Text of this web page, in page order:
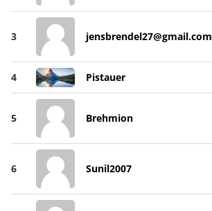
3 jensbrendel27@gmail.com
4 Pistauer
5 Brehmion
6 Sunil2007